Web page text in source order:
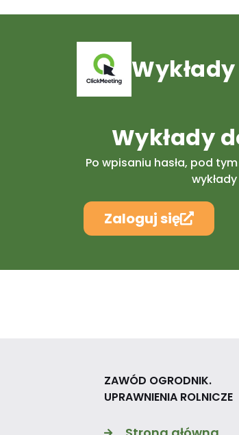
Wykłady
Po wpisaniu hasła, pod
Zaloguj się
ZAWÓD OGRODNIK.
UPRAWNIENIA ROLNICZE